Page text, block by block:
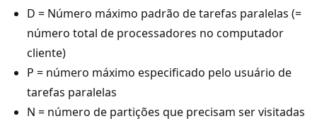
D = Número máximo padrão de tarefas paralelas (=
número total de processadores no computador
cliente)
P = número máximo especificado pelo usuário de
tarefas paralelas
N = número de partições que precisam ser visitadas